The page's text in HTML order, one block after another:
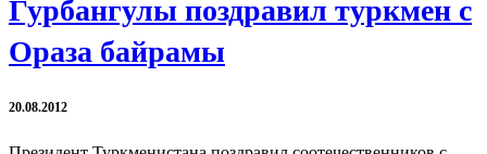
Гурбангулы поздравил туркмен с
Ораза байрамы
20.08.2012